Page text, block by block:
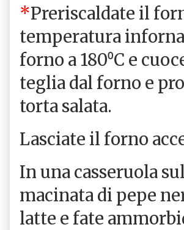
*Preriscaldate il
temperatura
forno a 180⁰C e
teglia dal forno e
torta salata.
Lasciate il forno
In una casseruola
macinata di pepe
latte e fate